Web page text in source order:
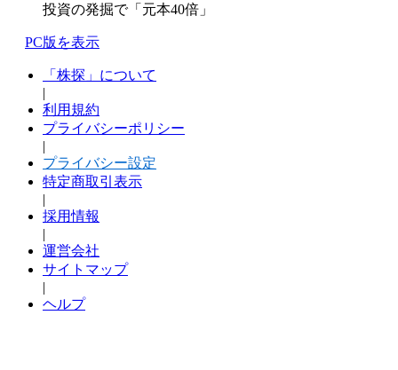
投資の発掘で「元本40倍」
PC版を表示
「株探」について
|
利用規約
プライバシーポリシー
|
プライバシー設定
特定商取引表示
|
採用情報
|
運営会社
サイトマップ
|
ヘルプ